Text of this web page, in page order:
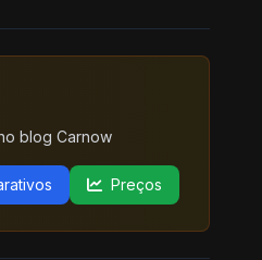
blog Carnow
Preços